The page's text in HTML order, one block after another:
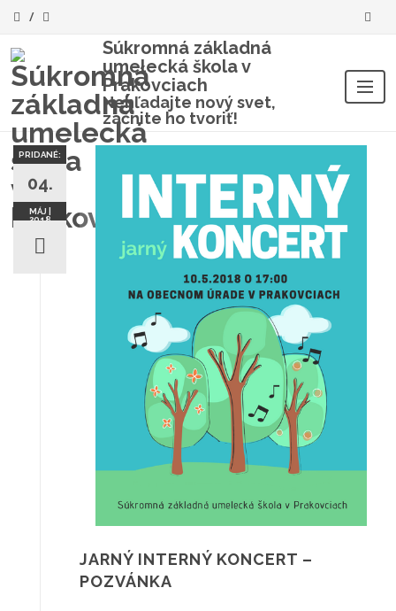
Súkromná základná
umelecká škola v
Prakovciach
Nehľadajte nový svet,
začnite ho tvoriť!
to
content
PRIDANÉ:
04.
MÁJ |
2018
JARNÝ INTERNÝ KONCERT –
POZVÁNKA